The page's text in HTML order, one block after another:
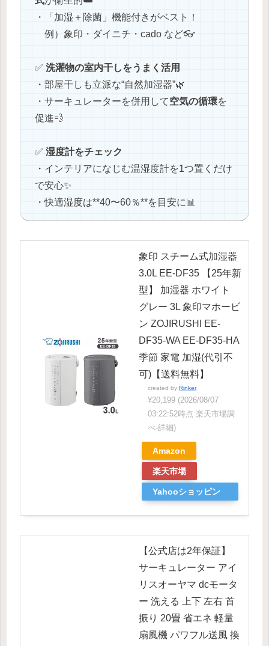
・「加湿＋除菌」機能付きがベスト！
例）象印・ダイニチ・cado など👓
✅ 洗濯物の室内干しをうまく活用
・部屋干しも立派な“自然加湿器”🌿
・サーキュレーターを併用して空気の循環を
促進💨
✅ 湿度計をチェック
・インテリアになじむ温湿度計を1つ置くだけ
で安心✨
・快適湿度は**40〜60％**を目安に📊
象印 スチーム式加湿器
3.0L EE-DF35 【25年新
型】 加湿器 ホワイト
グレー 3L 象印マホービ
ン ZOJIRUSHI EE-
DF35-WA EE-DF35-HA
季節 家電 加湿(代引不
可)【送料無料】
created by Rinker
¥20,199 (2026/08/07
03:22:52時点 楽天市場調
べ-詳細)
Amazon
楽天市場
Yahooショッピン
【公式店は2年保証】
サーキュレーター アイ
リスオーヤマ dcモータ
ー 洗える 上下 左右 首
振り 20畳 省エネ 軽量
扇風機 パワフル送風 換